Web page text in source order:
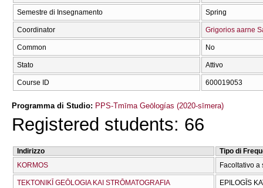
Semestre di Insegnamento Spring
Coordinator Grigorios aarne
Common No
Stato Attivo
Course ID 600019053
Programma di Studio: PPS-Tmīma Geōlogías (2020-sīmera)
Registered students: 66
Indirizzo
Tipo di
KORMOS
Facoltativo a
TEKTONIKĪ GEŌLOGIA KAI STRŌMATOGRAFIA EPILOGĪS